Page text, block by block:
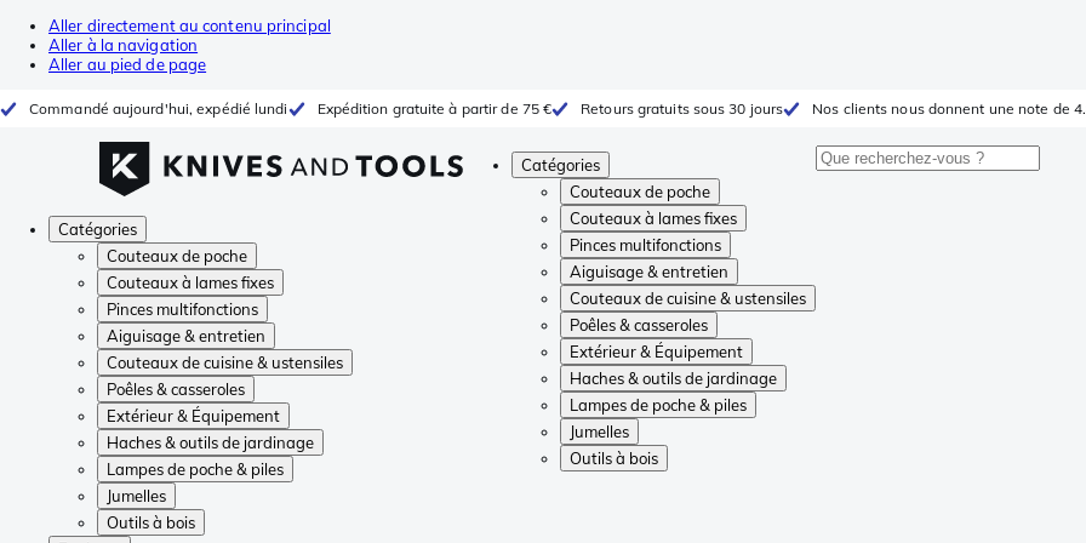
Aller directement au contenu principal
Aller à la navigation
Aller au pied de page
Commandé aujourd'hui, expédié lundi Expédition gratuite à partir de 75 € Retours gratuits sous 30 jours Nos clients nous donnent une note de
Catégories
Couteaux de poche
Couteaux à lames fixes
Pinces multifonctions
Aiguisage & entretien
Couteaux de cuisine & ustensiles
Poêles & casseroles
Extérieur & Équipement
Haches & outils de jardinage
Lampes de poche & piles
Jumelles
Outils à bois
Catégories
Couteaux de poche
Couteaux à lames fixes
Pinces multifonctions
Aiguisage & entretien
Couteaux de cuisine & ustensiles
Poêles & casseroles
Extérieur & Équipement
Haches & outils de jardinage
Lampes de poche & piles
Jumelles
Outils à bois